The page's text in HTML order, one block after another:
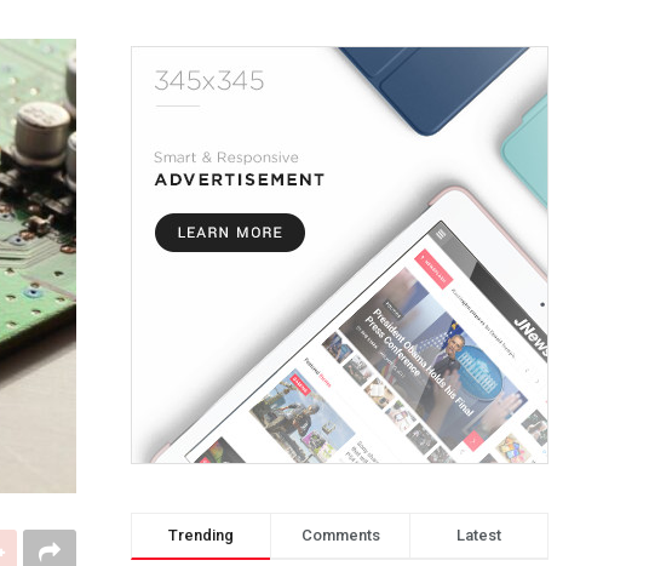
Trending Comments Latest